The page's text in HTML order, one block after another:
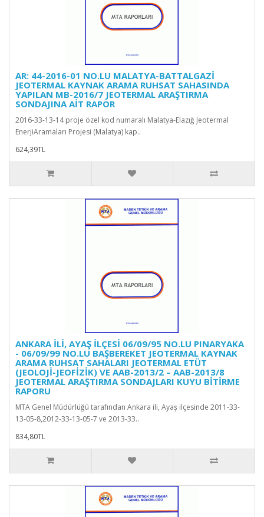
AR: 44-2016-01 NO.LU MALATYA-BATTALGAZİ
JEOTERMAL KAYNAK ARAMA RUHSAT SAHASINDA
YAPILAN MB-2016/7 JEOTERMAL ARAŞTIRMA
SONDAJINA AİT RAPOR
2016-33-13-14 proje özel kod numaralı Malatya-Elazığ Jeotermal
EnerjiAramaları Projesi (Malatya) kap..
624,39TL
ANKARA İLİ, AYAŞ İLÇESİ 06/09/95 NO.LU PINARYAKA
- 06/09/99 NO.LU BAŞBEREKET JEOTERMAL KAYNAK
ARAMA RUHSAT SAHALARI JEOTERMAL ETÜT
(JEOLOJİ-JEOFİZİK) VE AAB-2013/2 – AAB-2013/8
JEOTERMAL ARAŞTIRMA SONDAJLARI KUYU BİTİRME
RAPORU
MTA Genel Müdürlüğü tarafından Ankara ili, Ayaş ilçesinde 2011-33-
13-05-8,2012-33-13-05-7 ve 2013-33..
834,80TL